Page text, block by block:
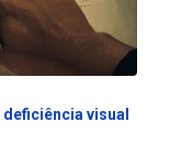
visual